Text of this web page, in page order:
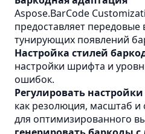
Aspose.BarCode
предоставляет
тунирующих появлений
Настройка стилей
настройки шрифта и
ошибок.
Регулировать
как резолюция, масштаб и
для оптимизированного